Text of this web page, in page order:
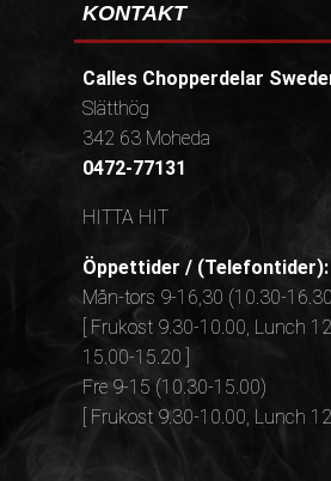
KONTAKT
Calles Chopperdelar
Slätthög
342 63 Moheda
0472-77131
HITTA HIT
Öppettider / (Telefontider):
Mån-tors 9-16,30 (10.30-
[ Frukost 9.30-10.00, Lunch
15.00-15.20 ]
Fre 9-15 (10.30-15.00)
[ Frukost 9.30-10.00, Lunch